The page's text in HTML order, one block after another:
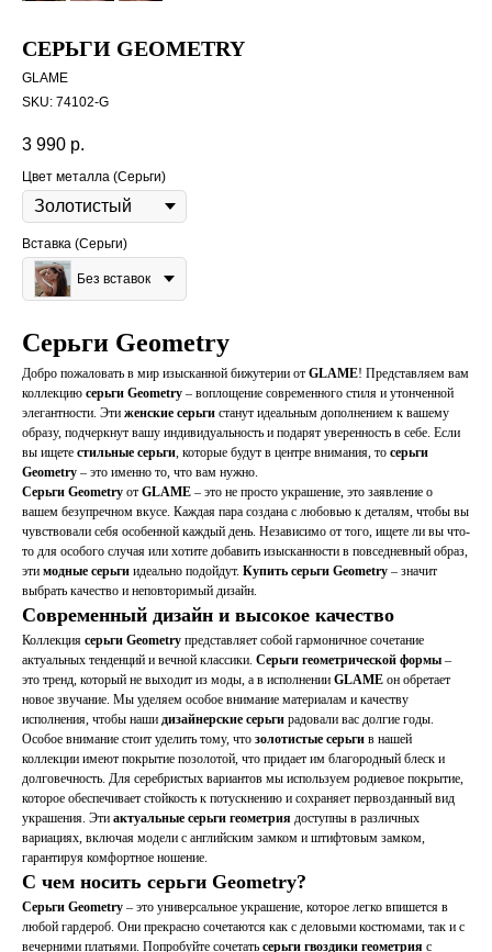
СЕРЬГИ GEOMETRY
GLAME
SKU: 74102-G
3 990 р.
Цвет металла (Серьги)
Вставка (Серьги)
Без вставок
Серьги Geometry
Добро пожаловать в мир изысканной бижутерии от GLAME! Представляем вам
коллекцию серьги Geometry – воплощение современного стиля и утонченной
элегантности. Эти женские серьги станут идеальным дополнением к вашему
образу, подчеркнут вашу индивидуальность и подарят уверенность в себе. Если
вы ищете стильные серьги, которые будут в центре внимания, то серьги
Geometry – это именно то, что вам нужно.
Серьги Geometry от GLAME – это не просто украшение, это заявление о
вашем безупречном вкусе. Каждая пара создана с любовью к деталям, чтобы вы
чувствовали себя особенной каждый день. Независимо от того, ищете ли вы что-
то для особого случая или хотите добавить изысканности в повседневный образ,
эти модные серьги идеально подойдут. Купить серьги Geometry – значит
выбрать качество и неповторимый дизайн.
Современный дизайн и высокое качество
Коллекция серьги Geometry представляет собой гармоничное сочетание
актуальных тенденций и вечной классики. Серьги геометрической формы –
это тренд, который не выходит из моды, а в исполнении GLAME он обретает
новое звучание. Мы уделяем особое внимание материалам и качеству
исполнения, чтобы наши дизайнерские серьги радовали вас долгие годы.
Особое внимание стоит уделить тому, что золотистые серьги в нашей
коллекции имеют покрытие позолотой, что придает им благородный блеск и
долговечность. Для серебристых вариантов мы используем родиевое покрытие,
которое обеспечивает стойкость к потускнению и сохраняет первозданный вид
украшения. Эти актуальные серьги геометрия доступны в различных
вариациях, включая модели с английским замком и штифтовым замком,
гарантируя комфортное ношение.
С чем носить серьги Geometry?
Серьги Geometry – это универсальное украшение, которое легко впишется в
любой гардероб. Они прекрасно сочетаются как с деловыми костюмами, так и с
вечерними платьями. Попробуйте сочетать серьги гвоздики геометрия с